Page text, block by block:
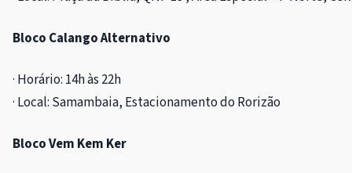
Bloco Calango Alternativo
· Horário: 14h às 22h
· Local: Samambaia, Estacionamento do Rorizão
Bloco Vem Kem Ker